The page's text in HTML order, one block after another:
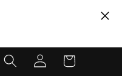
Iniciar
sesión
carrito